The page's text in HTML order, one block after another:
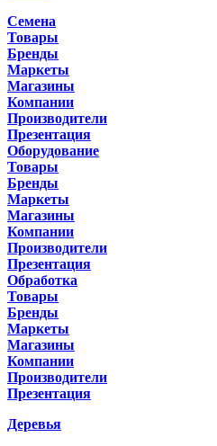
Семена
Товары
Бренды
Маркеты
Магазины
Компании
Производители
Презентация
Оборудование
Товары
Бренды
Маркеты
Магазины
Компании
Производители
Презентация
Обработка
Товары
Бренды
Маркеты
Магазины
Компании
Производители
Презентация
Деревья